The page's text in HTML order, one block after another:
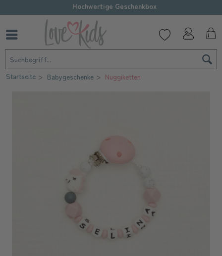
Hochwertige Geschenkbox
Startseite Babygeschenke Nuggiketten